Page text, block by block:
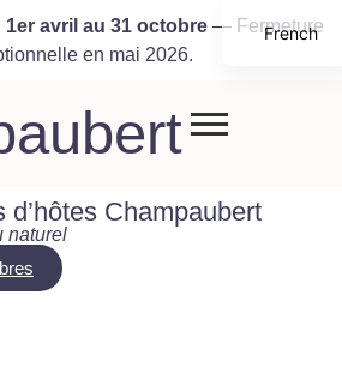
1er avril au 31 octobre— Fermeture
en mai 2026.
d’hôtes Champaubert
naturel
French